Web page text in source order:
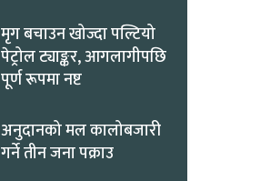
मृग बचाउन खोज्दा पल्टियो
पेट्रोल ट्याङ्कर, आगलागीपछि
पूर्ण रूपमा नष्ट
अनुदानको मल कालोबजारी
गर्ने तीन जना पक्राउ